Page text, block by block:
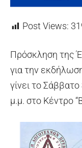
Post Views:
Πρόσκληση της
για την
γίνει το
μ.μ. στο Κέντρο